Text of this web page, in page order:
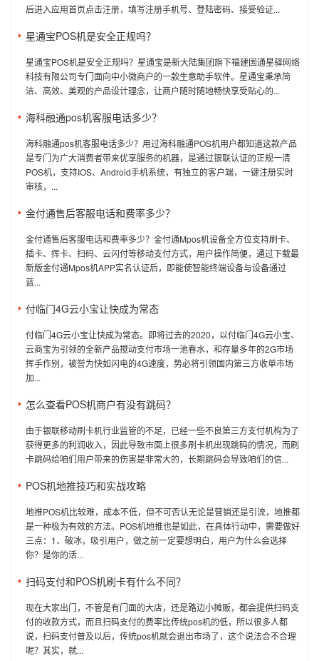
后进入应用首页点击注册，填写注册手机号、登陆密码、接受验证...
星通宝POS机是安全正规吗？
星通宝POS机是安全正规吗？星通宝是新大陆集团旗下福建国通星驿网络
科技有限公司专门面向中小微商户的一款生意助手软件。星通宝秉承简
洁、高效、美观的产品设计理念，让商户随时随地畅快享受贴心的...
海科融通pos机客服电话多少？
海科融通pos机客服电话多少？用过海科融通POS机用户都知道这款产品
是专门为广大消费者带来优享服务的机器，是通过银联认证的正规一清
POS机，支持IOS、Android手机系统，有独立的客户端，一键注册实时
审核，...
金付通售后客服电话和费率多少？
金付通售后客服电话和费率多少？金付通Mpos机设备全方位支持刷卡、
插卡、挥卡、扫码、云闪付等移动支付方式，用户操作简便，通过下载最
新版金付通Mpos机APP实名认证后，即能使智能终端设备与设备通过
蓝...
付临门4G云小宝让快成为常态
付临门4G云小宝让快成为常态。即将过去的2020，以付临门4G云小宝、
云商宝为引领的全新产品搅动支付市场一池春水，和存量多年的2G市场
挥手作别，被誉为快如闪电的4G速度，势必将引领国内第三方收单市场
加...
怎么查看POS机商户有没有跳码？
由于银联移动刷卡机行业监管的不足，已经一些不良第三方支付机构为了
获得更多的利润收入，因此导致市面上很多刷卡机出现跳码的情况，而刷
卡跳码给咱们用户带来的伤害是非常大的，长期跳码会导致咱们的信...
POS机地推技巧和实战攻略
地推POS机比较难，成本不低，但不可否认无论是营销还是引流，地推都
是一种极为有效的方法。POS机地推也是如此，在具体行动中，需要做好
三点：1、破冰，吸引用户，做之前一定要想明白，用户为什么会选择
你？是你的活...
扫码支付和POS机刷卡有什么不同？
现在大家出门，不管是有门面的大店，还是路边小摊贩，都会提供扫码支
付的收款方式，而且扫码支付的费率比传统pos机的低，所以很多人都
说，扫码支付普及以后，传统pos机就会退出市场了，这个说法合不合理
呢？其实，就...